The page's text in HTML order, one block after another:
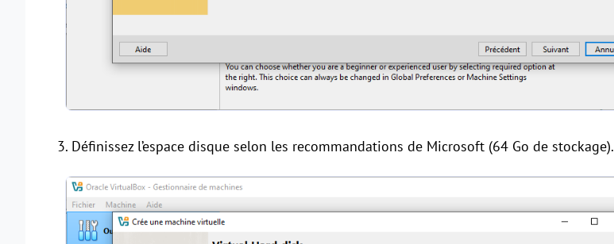
3. Définissez l’espace disque selon les recommandations de Microsoft (64 Go de stockage).